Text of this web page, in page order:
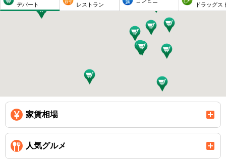
デパート
レストラン
ドラッグス
家賃相場
人気グルメ